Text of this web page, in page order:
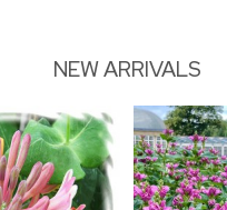
NEW ARRIVALS